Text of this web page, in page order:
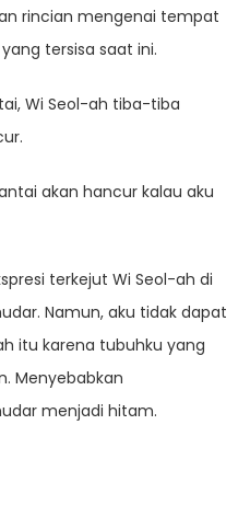
rincian mengenai tempat
tersisa saat ini.
Wi Seol-ah tiba-tiba
akan hancur kalau aku
terkejut Wi Seol-ah di
Namun, aku tidak dapat
itu karena tubuhku yang
Menyebabkan
menjadi hitam.